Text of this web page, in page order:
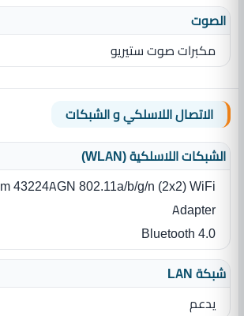
الصوت
مكبرات صوت ستيريو
الاتصال اللاسلكي و الشبكات
الشبكات اللاسلكية (WLAN)
43224AGN 802.11a/b/g/n (2x2) WiFi
Adapter
Bluetooth 4.0
شبكة LAN
يدعم